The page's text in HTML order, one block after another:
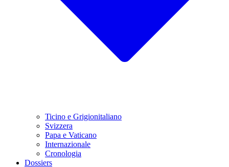
Ticino e Grigionitaliano
Svizzera
Papa e Vaticano
Internazionale
Cronologia
Dossiers